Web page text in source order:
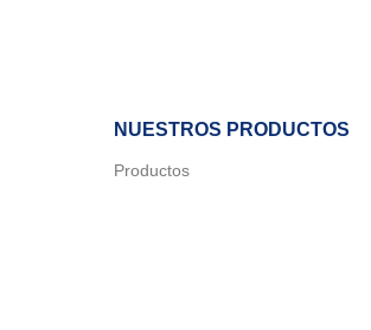
NUESTROS PRODUCTOS
Productos